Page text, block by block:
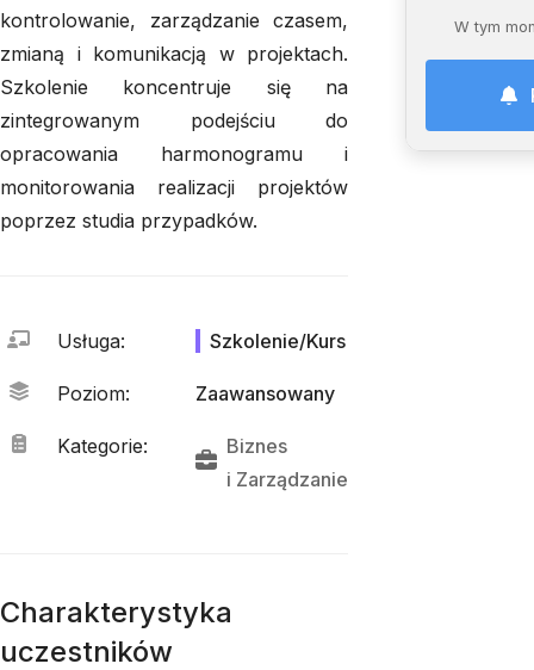
W tym
kontrolowanie, zarządzanie czasem,
zmianą i komunikacją w projektach.
Szkolenie koncentruje się na
zintegrowanym podejściu do
opracowania harmonogramu i
monitorowania realizacji projektów
poprzez studia przypadków.
Usługa: Szkolenie/Kurs
Poziom: Zaawansowany
Kategorie:
Biznes
i Zarządzanie
Charakterystyka
uczestników